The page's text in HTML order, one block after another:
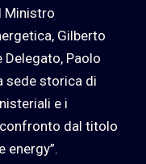
Ministro
Gilberto
Delegato, Paolo
sede storica di
e i
dal titolo
energy”.